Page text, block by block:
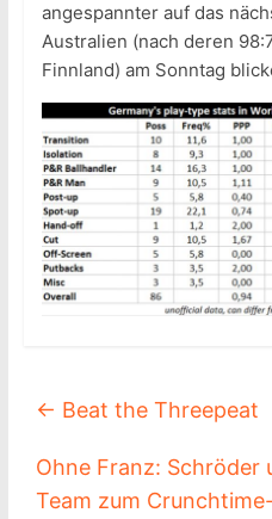
angespannter auf das
Australien (nach deren
Finnland) am Sonntag
← Beat the Threepeat
Ohne Franz: Schröder
Team zum